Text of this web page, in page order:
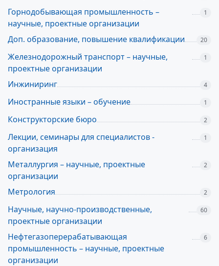
Горнодобывающая промышленность –
научные, проектные организации
1
Доп. образование, повышение квалификации 20
Железнодорожный транспорт – научные,
проектные организации
1
Инжиниринг 4
Иностранные языки – обучение 1
Конструкторские бюро 2
Лекции, семинары для специалистов -
организация
1
Металлургия – научные, проектные
организации
2
Метрология 2
Научные, научно-производственные,
проектные организации
60
Нефтегазоперерабатывающая
промышленность – научные, проектные
организации
6